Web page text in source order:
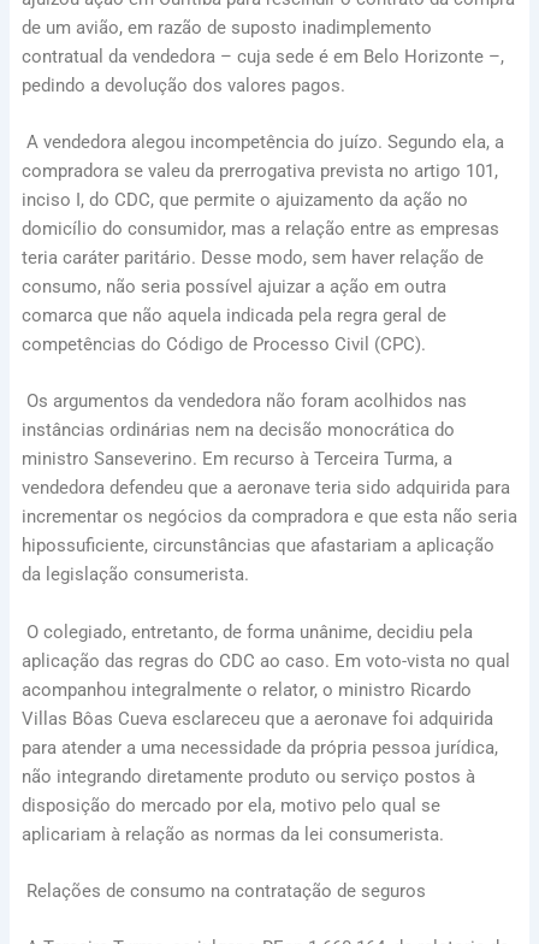
de um avião, em razão de suposto inadimplemento
contratual da vendedora – cuja sede é em Belo Horizonte –,
pedindo a devolução dos valores pagos.
A vendedora alegou incompetência do juízo. Segundo ela, a
compradora se valeu da prerrogativa prevista no artigo 101,
inciso I, do CDC, que permite o ajuizamento da ação no
domicílio do consumidor, mas a relação entre as empresas
teria caráter paritário. Desse modo, sem haver relação de
consumo, não seria possível ajuizar a ação em outra
comarca que não aquela indicada pela regra geral de
competências do Código de Processo Civil (CPC).
Os argumentos da vendedora não foram acolhidos nas
instâncias ordinárias nem na decisão monocrática do
ministro Sanseverino. Em recurso à Terceira Turma, a
vendedora defendeu que a aeronave teria sido adquirida para
incrementar os negócios da compradora e que esta não seria
hipossuficiente, circunstâncias que afastariam a aplicação
da legislação consumerista.
O colegiado, entretanto, de forma unânime, decidiu pela
aplicação das regras do CDC ao caso. Em voto-vista no qual
acompanhou integralmente o relator, o ministro Ricardo
Villas Bôas Cueva esclareceu que a aeronave foi adquirida
para atender a uma necessidade da própria pessoa jurídica,
não integrando diretamente produto ou serviço postos à
disposição do mercado por ela, motivo pelo qual se
aplicariam à relação as normas da lei consumerista.
Relações de consumo na contratação de seguros